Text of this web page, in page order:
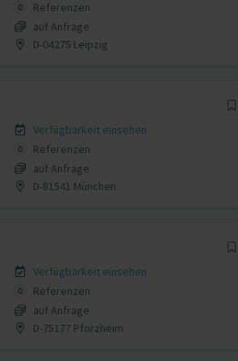
0
Referenzen
auf Anfrage
D-04275 Leipzig
Verfügbarkeit einsehen
0
Referenzen
auf Anfrage
D-81541 München
Verfügbarkeit einsehen
0
Referenzen
auf Anfrage
D-75177 Pforzheim